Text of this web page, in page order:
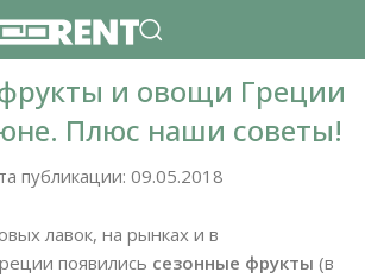
и овощи Греции
Плюс наши советы!
публикации: 09.05.2018
лавок, на рынках и в
появились сезонные фрукты (в